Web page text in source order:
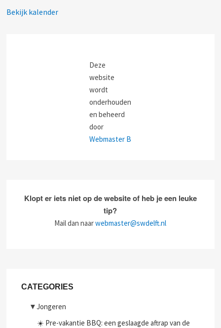
c
e
Bekijk kalender
Deze
website
wordt
onderhouden
en beheerd
door
Webmaster B
Klopt er iets niet op de website of heb je een leuke
tip?
Mail dan naarwebmaster@swdelft.nl
CATEGORIES
▼Jongeren
☀️ Pre-vakantie BBQ: een geslaagde aftrap van de